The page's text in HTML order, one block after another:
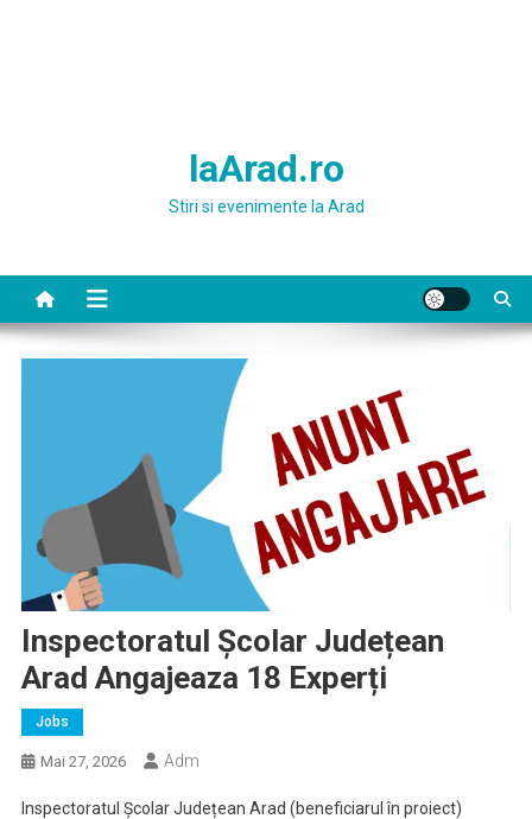
laArad.ro
Stiri si evenimente la Arad
Inspectoratul Școlar Județean
Arad Angajeaza 18 Experți
Jobs
Mai 27, 2026 Adm
Inspectoratul Școlar Județean Arad (beneficiarul în proiect)